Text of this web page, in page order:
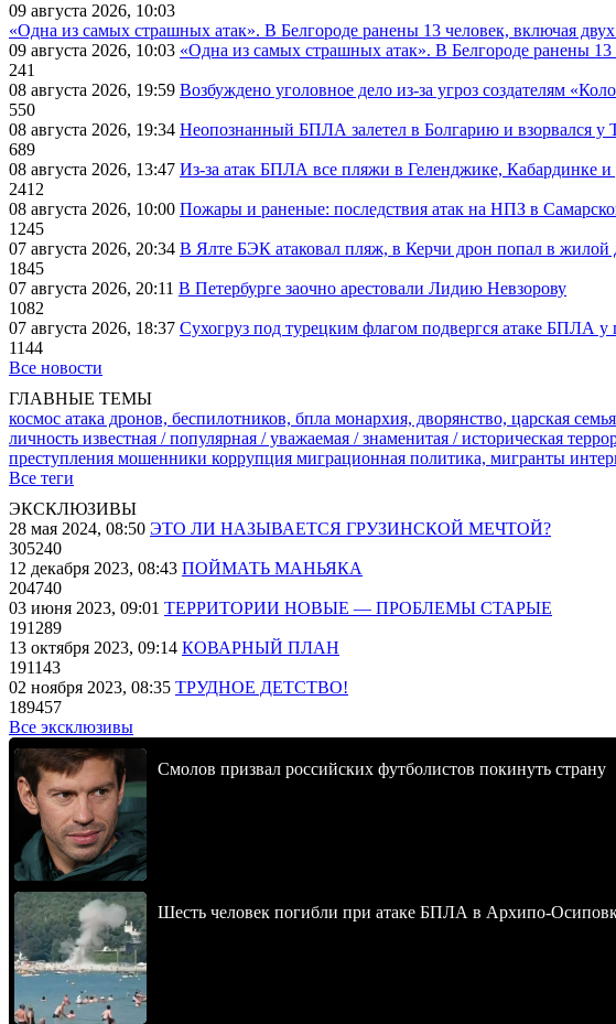
09 августа 2026, 10:03
«Одна из самых страшных атак». В Белгороде ранены 13 человек, включая двух
09 августа 2026, 10:03 «Одна из самых страшных атак». В Белгороде ранены 13
241
08 августа 2026, 19:59 Возбуждено уголовное дело из-за угроз создателям
550
08 августа 2026, 19:34 Неопознанный БПЛА залетел в Болгарию и взорвался у
689
08 августа 2026, 13:47 Из-за атак БПЛА все пляжи в Геленджике, Кабардинке
2412
08 августа 2026, 10:00 Пожары и раненые: последствия атак на НПЗ в
1245
07 августа 2026, 20:34 В Ялте БЭК атаковал пляж, в Керчи дрон попал в жилой
1845
07 августа 2026, 20:11 В Петербурге заочно арестовали Лидию Невзорову
1082
07 августа 2026, 18:37 Сухогруз под турецким флагом подвергся атаке БПЛА у
1144
Все новости
ГЛАВНЫЕ ТЕМЫ
космос атака дронов, беспилотников, бпла монархия, дворянство, царская семья
личность известная / популярная / уважаемая / знаменитая / историческая
преступления мошенники коррупция миграционная политика, мигранты
Все теги
ЭКСКЛЮЗИВЫ
28 мая 2024, 08:50 ЭТО ЛИ НАЗЫВАЕТСЯ ГРУЗИНСКОЙ МЕЧТОЙ?
305240
12 декабря 2023, 08:43 ПОЙМАТЬ МАНЬЯКА
204740
03 июня 2023, 09:01 ТЕРРИТОРИИ НОВЫЕ — ПРОБЛЕМЫ СТАРЫЕ
191289
13 октября 2023, 09:14 КОВАРНЫЙ ПЛАН
191143
02 ноября 2023, 08:35 ТРУДНОЕ ДЕТСТВО!
189457
Все эксклюзивы
Смолов призвал российских футболистов покинуть страну
Шесть человек погибли при атаке БПЛА в Архипо-